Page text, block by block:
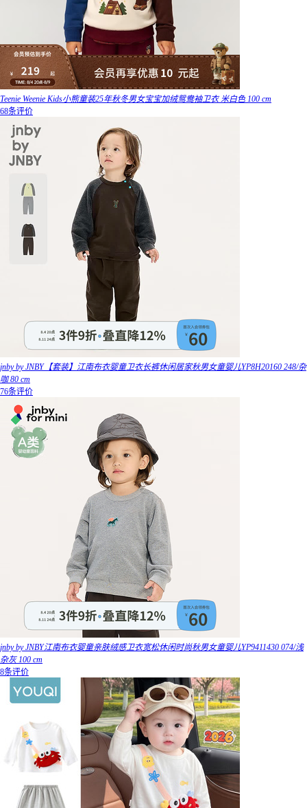
Teenie Weenie Kids小熊童装25年秋冬男女宝宝加绒鸳鸯袖卫衣 米白色 100 cm
68条评价
jnby by JNBY【套装】江南布衣婴童卫衣长裤休闲居家秋男女童婴儿YP8H20160 248/杂
咖 80 cm
76条评价
jnby by JNBY江南布衣婴童亲肤绒感卫衣宽松休闲时尚秋男女童婴儿YP9411430 074/浅
杂灰 100 cm
8条评价